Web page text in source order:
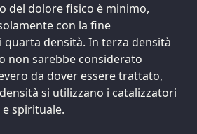
del dolore fisico è minimo,
con la fine
quarta densità. In terza densità
non sarebbe considerato
da dover essere trattato,
si utilizzano i catalizzatori
spirituale.